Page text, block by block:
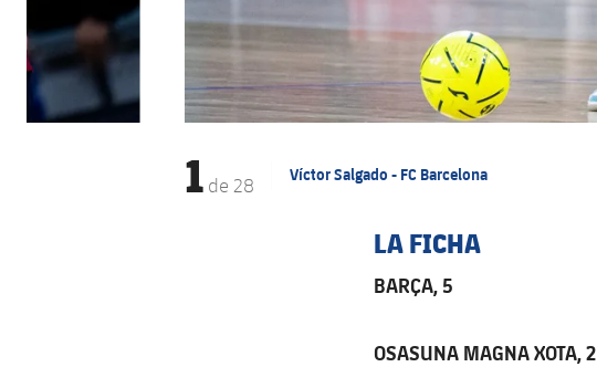
1de 28 Víctor Salgado - FC Barcelona
LA FICHA
BARÇA, 5
OSASUNA MAGNA XOTA, 2